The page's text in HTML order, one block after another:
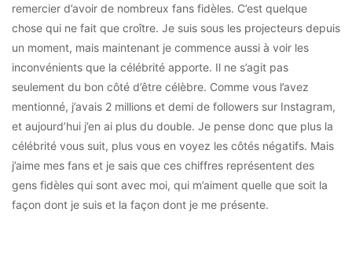
remercier d’avoir de nombreux fans fidèles. C’est quelque
chose qui ne fait que croître. Je suis sous les projecteurs depuis
un moment, mais maintenant je commence aussi à voir les
inconvénients que la célébrité apporte. Il ne s’agit pas
seulement du bon côté d’être célèbre. Comme vous l’avez
mentionné, j’avais 2 millions et demi de followers sur Instagram,
et aujourd’hui j’en ai plus du double. Je pense donc que plus la
célébrité vous suit, plus vous en voyez les côtés négatifs. Mais
j’aime mes fans et je sais que ces chiffres représentent des
gens fidèles qui sont avec moi, qui m’aiment quelle que soit la
façon dont je suis et la façon dont je me présente.